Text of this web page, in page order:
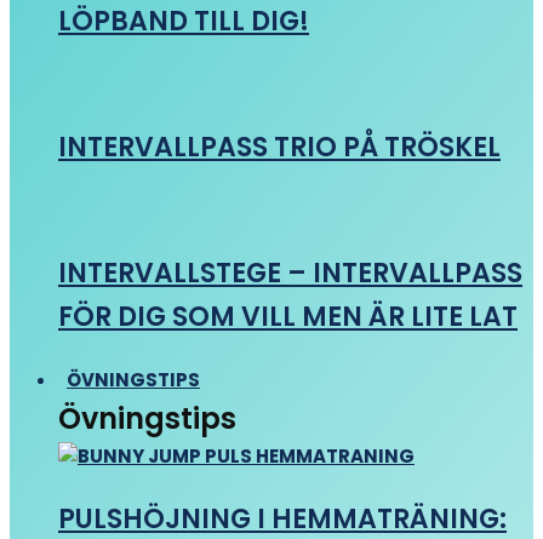
LÖPBAND TILL DIG!
INTERVALLPASS TRIO PÅ TRÖSKEL
INTERVALLSTEGE – INTERVALLPASS
FÖR DIG SOM VILL MEN ÄR LITE LAT
ÖVNINGSTIPS
Övningstips
PULSHÖJNING I HEMMATRÄNING: